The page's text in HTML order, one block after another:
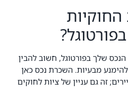
שלך בפורטוגל, חשוב להבין
מבעיות. השכרת נכס כאן
זה גם עניין של ציות לחוקים